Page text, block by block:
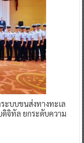
ะบบขนส่งทางทะเล
ดิจิทัล ยกระดับความ